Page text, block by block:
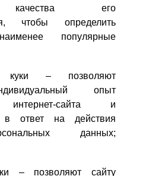
качества его
чтобы определить
популярные
куки – позволяют
опыт
интернет-сайта и
в ответ на действия
данных;
– позволяют сайту